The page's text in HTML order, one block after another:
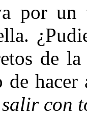
por un
de
de hacer
salir con